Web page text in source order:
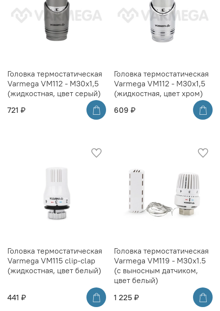
Головка термостатическая
Varmega VM112 - M30x1,5
(жидкостная, цвет серый)
721 ₽
Головка термостатическая
Varmega VM112 - M30x1,5
(жидкостная, цвет хром)
609 ₽
Головка термостатическая
Varmega VM115 clip-clap
(жидкостная, цвет белый)
441 ₽
Головка термостатическая
Varmega VM119 - M30x1.5
(с выносным датчиком,
цвет белый)
1 225 ₽